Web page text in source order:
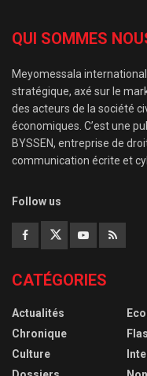
QUI SOMMES
Meyomessala
stratégique, axé sur le
des acteurs de la société
économiques. C’est une
BYSSEN, entreprise de
communication écrite et
Follow us
CATÉGORIES
Actualités
Chronique
Culture